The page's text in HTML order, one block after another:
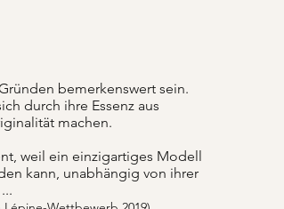
bemerkenswert sein.
durch ihre Essenz aus
machen.
weil ein einzigartiges Modell
kann, unabhängig von ihrer